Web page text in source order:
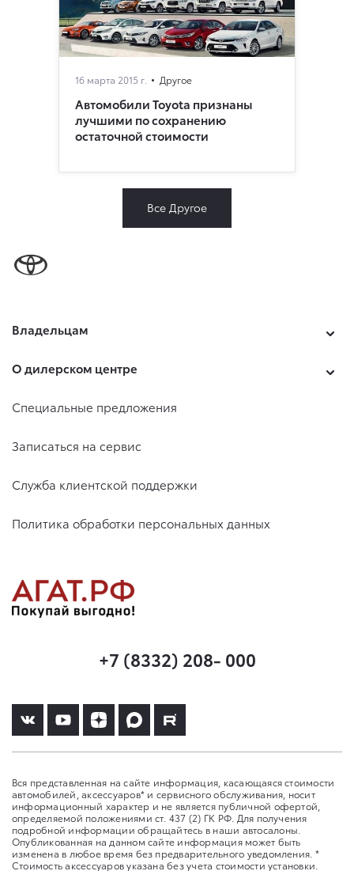
16 марта 2015 г. Другое
Автомобили Toyota признаны
лучшими по сохранению
остаточной стоимости
Все Другое
Владельцам
О дилерском центре
Специальные предложения
Записаться на сервис
Служба клиентской поддержки
Политика обработки персональных данных
+7 (8332) 208- 000
Вся представленная на сайте информация, касающаяся стоимости
автомобилей, аксессуаров* и сервисного обслуживания, носит
информационный характер и не является публичной офертой,
определяемой положениями ст. 437 (2) ГК РФ. Для получения
подробной информации обращайтесь в наши автосалоны.
Опубликованная на данном сайте информация может быть
изменена в любое время без предварительного уведомления. *
Стоимость аксессуаров указана без учета стоимости установки.